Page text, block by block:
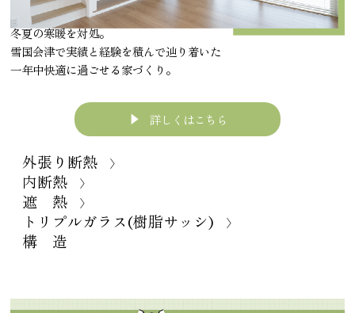
冬夏の寒暖を対処。
雪国会津で実績と経験を積んで辿り着いた
一年中快適に過ごせる家づくり。
詳しくはこちら
外張り断熱 〉
内断熱 〉
遮 熱 〉
トリプルガラス(樹脂サッシ) 〉
構 造